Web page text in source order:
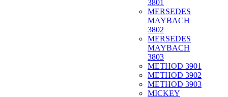
3801
MERSEDES
MAYBACH
3802
MERSEDES
MAYBACH
3803
METHOD 3901
METHOD 3902
METHOD 3903
MICKEY